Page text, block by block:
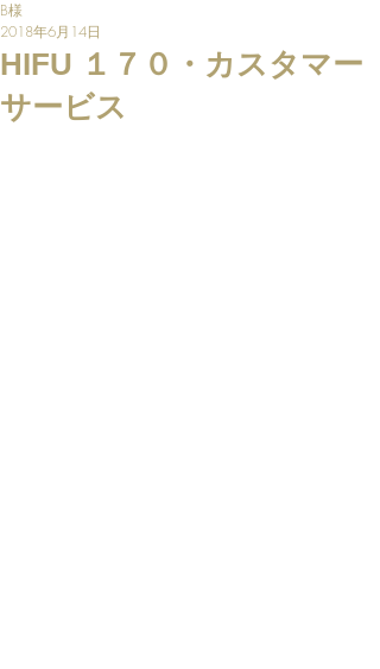
HIFU １７０・カスタマー
サービス
B様
2018年6月14日